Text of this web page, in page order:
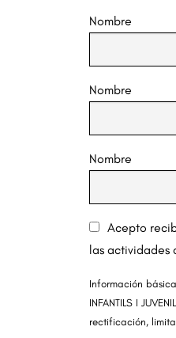
Nombre
Nombre
Nombre
Acepto
las actividades
Información
INFANTILS I
rectificación,